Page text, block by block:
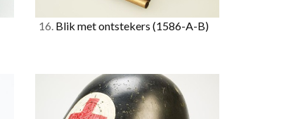
16.Blik met ontstekers (1586-A-B)